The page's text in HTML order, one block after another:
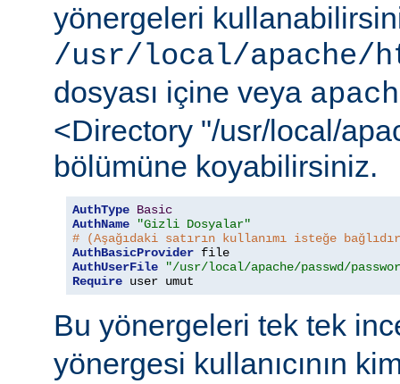
yönergeleri
/usr/local/apache/
dosyası içine veya
<Directory "/usr/local/
bölümüne koyabilirsiniz.
AuthType Basic
AuthName
"Gizli Dosyalar"
# (Aşağıdaki satırın kullanımı isteğe
AuthBasicProvider
AuthUserFile
"/usr/local/apache/passwd/
Require user umut
Bu yönergeleri tek tek
yönergesi kullanıcının